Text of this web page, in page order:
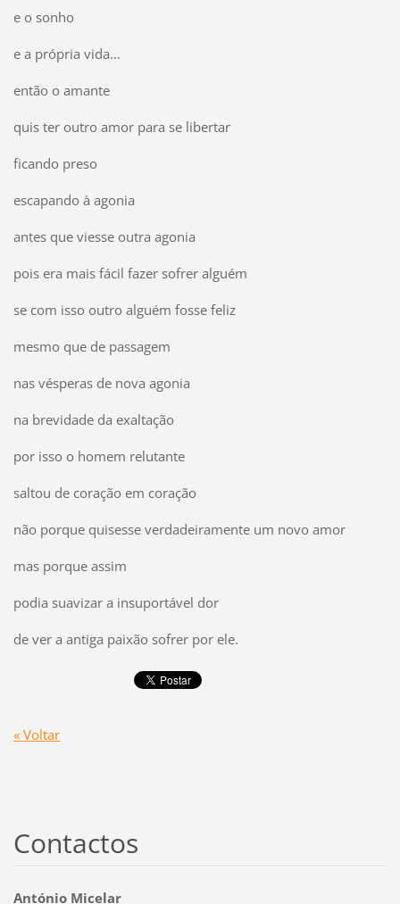
e o sonho
e a própria vida…
então o amante
quis ter outro amor para se libertar
ficando preso
escapando à agonia
antes que viesse outra agonia
pois era mais fácil fazer sofrer alguém
se com isso outro alguém fosse feliz
mesmo que de passagem
nas vésperas de nova agonia
na brevidade da exaltação
por isso o homem relutante
saltou de coração em coração
não porque quisesse verdadeiramente um novo amor
mas porque assim
podia suavizar a insuportável dor
de ver a antiga paixão sofrer por ele.
« Voltar
Contactos
António Micelar